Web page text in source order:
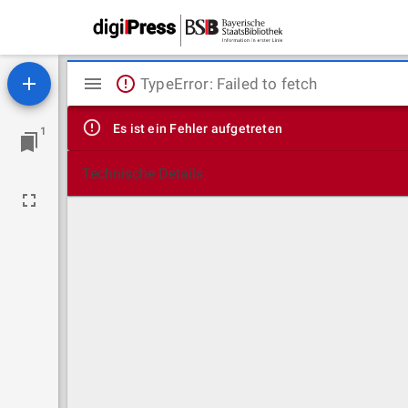
1
Mirador
Viewer
TypeError: Failed to fetch
Es ist ein Fehler aufgetreten
Technische Details